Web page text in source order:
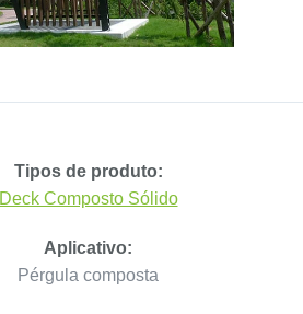
Tipos de produto:
Deck Composto Sólido
Aplicativo:
Pérgula composta